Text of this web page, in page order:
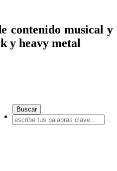
contenido musical y
y heavy metal